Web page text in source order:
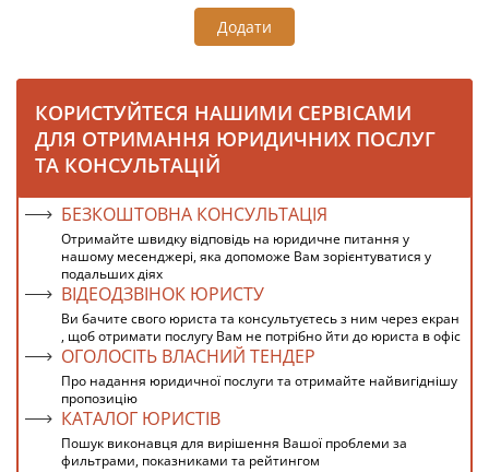
Додати
КОРИСТУЙТЕСЯ НАШИМИ СЕРВІСАМИ
ДЛЯ ОТРИМАННЯ ЮРИДИЧНИХ ПОСЛУГ
ТА КОНСУЛЬТАЦІЙ
БЕЗКОШТОВНА КОНСУЛЬТАЦІЯ
Отримайте швидку відповідь на юридичне питання у
нашому месенджері, яка допоможе Вам зорієнтуватися у
подальших діях
ВІДЕОДЗВІНОК ЮРИСТУ
Ви бачите свого юриста та консультуєтесь з ним через екран
, щоб отримати послугу Вам не потрібно йти до юриста в офіс
ОГОЛОСІТЬ ВЛАСНИЙ ТЕНДЕР
Про надання юридичної послуги та отримайте найвигіднішу
пропозицію
КАТАЛОГ ЮРИСТІВ
Пошук виконавця для вирішення Вашої проблеми за
фильтрами, показниками та рейтингом